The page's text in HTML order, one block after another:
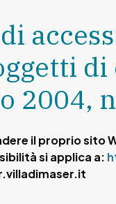
di
2004,
il proprio
si applica a: